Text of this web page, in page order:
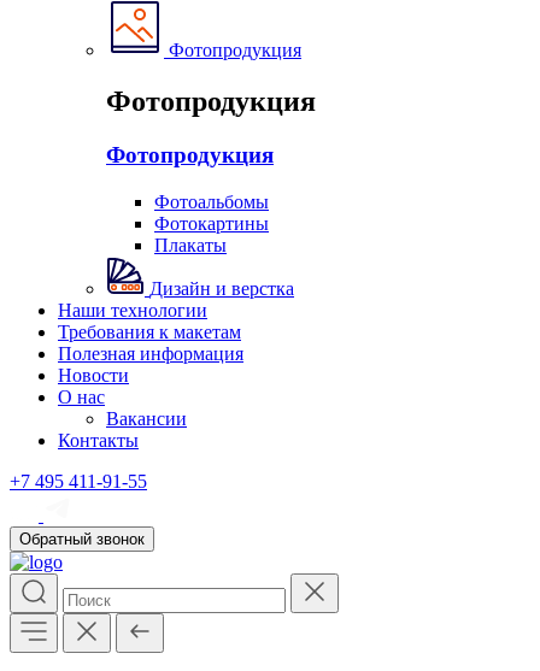
Фотопродукция
Фотопродукция
Фотопродукция
Фотоальбомы
Фотокартины
Плакаты
Дизайн и верстка
Наши технологии
Требования к макетам
Полезная информация
Новости
О нас
Вакансии
Контакты
+7 495 411-91-55
Обратный звонок